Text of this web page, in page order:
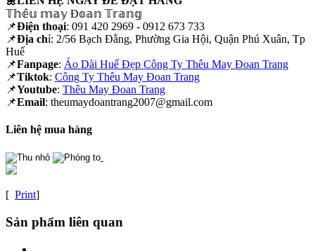
𝕋𝕙𝕖̂𝕦 𝕞𝕒𝕪 Đ𝕠𝕒𝕟 𝕋𝕣𝕒𝕟𝕘
📌Điện thoại: 091 420 2969 - 0912 673 733
📌Địa chỉ: 2/56 Bạch Đằng, Phường Gia Hội, Quận Phú Xuân, Tp
Huế
📌Fanpage: Áo Dài Huế Đẹp Công Ty Thêu May Đoan Trang
📌Tiktok: Công Ty Thêu May Đoan Trang
📌Youtube: Thêu May Đoan Trang
📌Email: theumaydoantrang2007@gmail.com
Liên hệ mua hàng
[ Print]
Sản phẩm liên quan